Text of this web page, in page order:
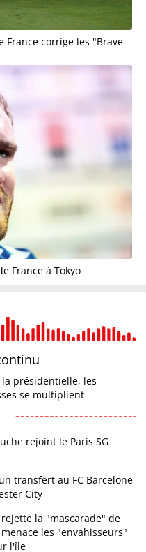
France corrige les "Brave
France à Tokyo
présidentielle, les
se multiplient
rejoint le Paris SG
transfert au FC Barcelone
City
rejette la "mascarade" de
les "envahisseurs"
l'île